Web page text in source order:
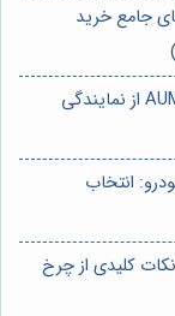
جامع خرید
⭐️ راهنمای جامع خرید لاستیک نکسن AUMA از نمایندگی
انتخاب
کلیدی از چرخ